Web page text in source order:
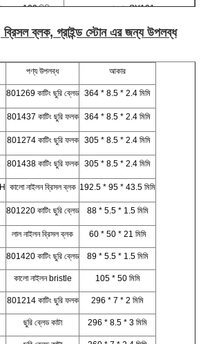
ফলক 100 মিমি স্প্রেডার SY101
ব্রিসল ব্লক, গ্রাইন্ড স্টোন এর জন্য উপলব্ধ
পণ্য উপলব্ধ আকার
801269 কাটিং ছুরি ব্লেড 364 * 8.5 * 2.4 মিমি
801437 কাটিং ছুরি ফলক 364 * 8.5 * 2.4 মিমি
801274 কাটিং ছুরি ফলক 305 * 8.5 * 2.4 মিমি
801438 কাটিং ছুরি ফলক 305 * 8.5 * 2.4 মিমি
কালো নাইলন ব্রিসল ব্লক 192.5 * 95 * 43.5 মিমি
801220 কাটিং ছুরি ব্লেড 88 * 5.5 * 1.5 মিমি
লাল নাইলন ব্রিসল ব্লক 60 * 50 * 21 মিমি
801420 কাটিং ছুরি ব্লেড 89 * 5.5 * 1.5 মিমি
কালো নাইলন bristle 105 * 50 মিমি
801214 কাটিং ছুরি ফলক 296 * 7 * 2 মিমি
ছুরি ব্লেড কাটা 296 * 8.5 * 3 মিমি